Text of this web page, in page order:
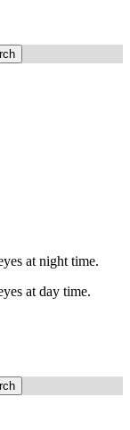
at night time.
at day time.